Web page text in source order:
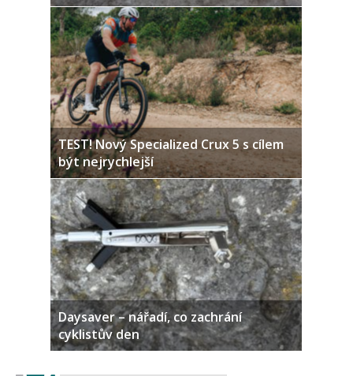
TEST! Nový Specialized Crux 5 s cílem
být nejrychlejší
Daysaver – nářadí, co zachrání
cyklistův den